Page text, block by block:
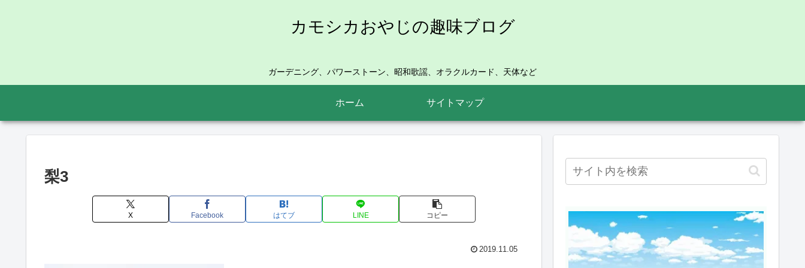
カモシカおやじの趣味ブログ
ガーデニング、パワーストーン、昭和歌謡、オラクルカード、天体など
ホーム サイトマップ
梨3
X Facebook はてブ LINE コピー
2019.11.05